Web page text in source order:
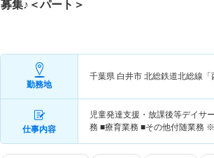
募集♪＜パート＞
勤務地
千葉県 白井市 北総鉄道北総線「
仕事内容
児童発達支援・放課後等デイサ
務 ■療育業務 ■その他付随業務